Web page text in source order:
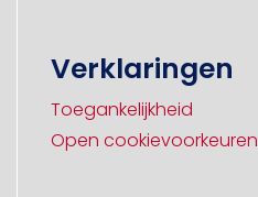
Verklaringen
Toegankelijkheid
Open cookievoorkeuren